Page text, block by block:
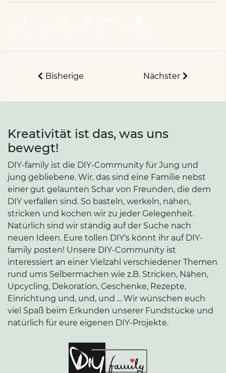
Bisherige Nächster
Kreativität ist das, was uns
bewegt!
DIY-family ist die DIY-Community für Jung und
jung gebliebene. Wir, das sind eine Familie nebst
einer gut gelaunten Schar von Freunden, die dem
DIY verfallen sind. So basteln, werkeln, nähen,
stricken und kochen wir zu jeder Gelegenheit.
Natürlich sind wir ständig auf der Suche nach
neuen Ideen. Eure tollen DIY's könnt ihr auf DIY-
family posten! Unsere DIY-Community ist
interessiert an einer Vielzahl verschiedener Themen
rund ums Selbermachen wie z.B. Stricken, Nähen,
Upcycling, Dekoration, Geschenke, Rezepte,
Einrichtung und, und, und ... Wir wünschen euch
viel Spaß beim Erkunden unserer Fundstücke und
natürlich für eure eigenen DIY-Projekte.